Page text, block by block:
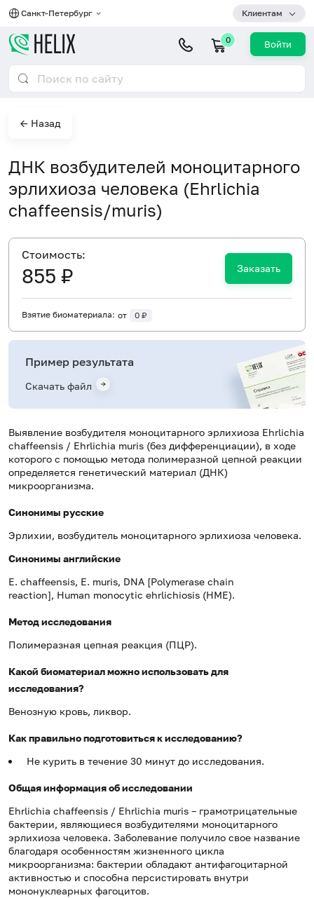
Санкт-Петербург Клиентам
0 Войти
← Назад
ДНК возбудителей моноцитарного
эрлихиоза человека (Ehrlichia
chaffeensis/muris)
Выявление возбудителя моноцитарного эрлихиоза Ehrlichia
chaffeensis / Ehrlichia muris (без дифференциации), в ходе
которого с помощью метода полимеразной цепной реакции
определяется генетический материал (ДНК)
микроорганизма.
Синонимы русские
Эрлихии, возбудитель моноцитарного эрлихиоза человека.
Синонимы английские
E. chaffeensis, E. muris, DNA [Polymerase chain
reaction], Human monocytic ehrlichiosis (HME).
Метод исследования
Полимеразная цепная реакция (ПЦР).
Какой биоматериал можно использовать для
исследования?
Венозную кровь, ликвор.
Как правильно подготовиться к исследованию?
Не курить в течение 30 минут до исследования.
Общая информация об исследовании
Ehrlichia chaffeensis / Ehrlichia muris – грамотрицательные
бактерии, являющиеся возбудителями моноцитарного
эрлихиоза человека. Заболевание получило свое название
благодаря особенностям жизненного цикла
микроорганизма: бактерии обладают антифагоцитарной
активностью и способна персистировать внутри
мононуклеарных фагоцитов.
Cтоимость:
855 ₽ Заказать
Взятие биоматериала: от 0 ₽
Пример результата
Скачать файл